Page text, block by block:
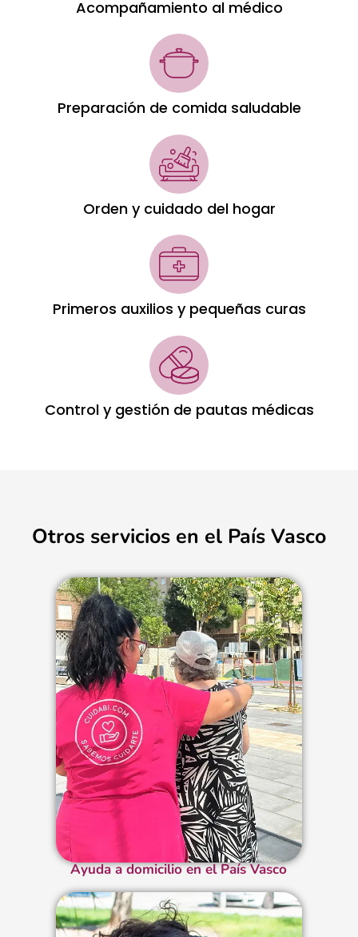
Acompañamiento al médico
Preparación de comida saludable
Orden y cuidado del hogar
Primeros auxilios y pequeñas curas
Control y gestión de pautas médicas
Otros servicios en el País Vasco
Ayuda a domicilio en el País Vasco